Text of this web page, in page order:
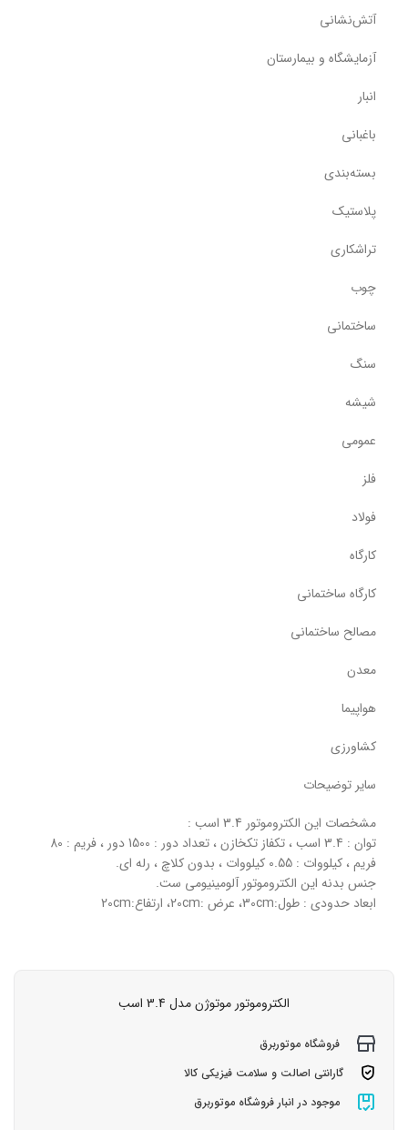
آتش‌نشانی
آزمایشگاه و بیمارستان
انبار
باغبانی
بسته‌بندی
پلاستیک
تراشکاری
چوب
ساختمانی
سنگ
شیشه
عمومی
فلز
فولاد
کارگاه
کارگاه ساختمانی
مصالح ساختمانی
معدن
هواپیما
کشاورزی
سایر توضیحات
مشخصات این الکتروموتور 3.4 اسب :
توان : 3.4 اسب ، تکفاز تکخازن ، تعداد دور : 1500 دور ، فریم : 80
فریم ، کیلووات : 0.55 کیلووات ، بدون کلاچ ، رله ای.
جنس بدنه این الکتروموتور آلومینیومی ست.
ابعاد حدودی : طول:30cm، عرض :20cm، ارتفاع:20cm
الکتروموتور موتوژن مدل 3.4 اسب
فروشگاه موتوربرق
گارانتی اصالت و سلامت فیزیکی کالا
موجود در انبار فروشگاه موتوربرق